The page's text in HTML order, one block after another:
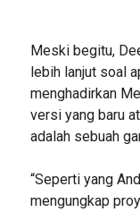
Meski begitu,
lebih lanjut soal
menghadirkan
versi yang baru
adalah sebuah
“Seperti yang
mengungkap